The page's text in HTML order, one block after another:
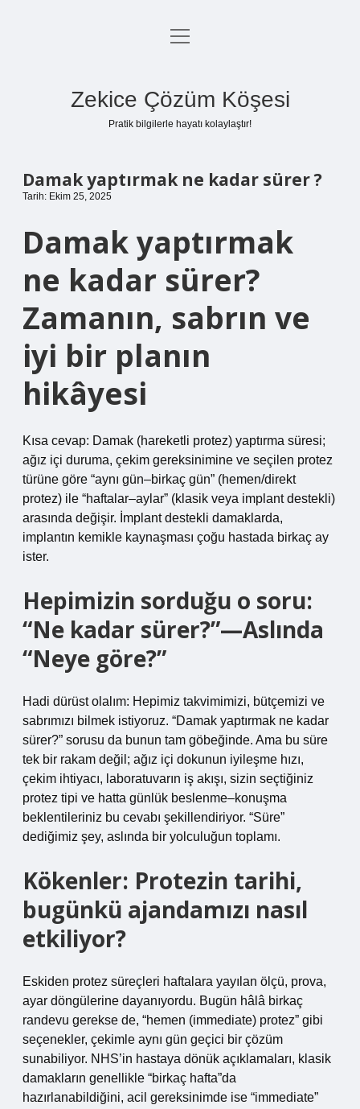
Anasayfa
Yasal Uyarı
menüyü
Zekice Çözüm Köşesi
Pratik bilgilerle hayatı kolaylaştır!
Damak yaptırmak ne kadar sürer ?
Tarih: Ekim 25, 2025
Damak yaptırmak
ne kadar sürer?
Zamanın, sabrın ve
iyi bir planın
hikâyesi
Kısa cevap: Damak (hareketli protez) yaptırma süresi;
ağız içi duruma, çekim gereksinimine ve seçilen protez
türüne göre “aynı gün–birkaç gün” (hemen/direkt
protez) ile “haftalar–aylar” (klasik veya implant destekli)
arasında değişir. İmplant destekli damaklarda,
implantın kemikle kaynaşması çoğu hastada birkaç ay
ister.
Hepimizin sorduğu o soru:
“Ne kadar sürer?”—Aslında
“Neye göre?”
Hadi dürüst olalım: Hepimiz takvimimizi, bütçemizi ve
sabrımızı bilmek istiyoruz. “Damak yaptırmak ne kadar
sürer?” sorusu da bunun tam göbeğinde. Ama bu süre
tek bir rakam değil; ağız içi dokunun iyileşme hızı,
çekim ihtiyacı, laboratuvarın iş akışı, sizin seçtiğiniz
protez tipi ve hatta günlük beslenme–konuşma
beklentileriniz bu cevabı şekillendiriyor. “Süre”
dediğimiz şey, aslında bir yolculuğun toplamı.
Kökenler: Protezin tarihi,
bugünkü ajandamızı nasıl
etkiliyor?
Eskiden protez süreçleri haftalara yayılan ölçü, prova,
ayar döngülerine dayanıyordu. Bugün hâlâ birkaç
randevu gerekse de, “hemen (immediate) protez” gibi
seçenekler, çekimle aynı gün geçici bir çözüm
sunabiliyor. NHS’in hastaya dönük açıklamaları, klasik
damakların genellikle “birkaç hafta”da
hazırlanabildiğini, acil gereksinimde ise “immediate”